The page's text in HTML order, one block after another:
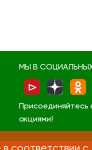
МЫ В
Присоединяйтесь
акциями!